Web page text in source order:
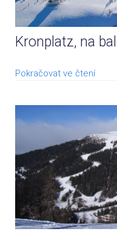
Kronplatz, na
Pokračovat ve čtení